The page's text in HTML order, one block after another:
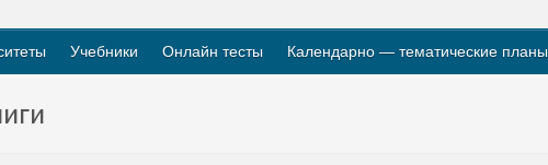
Учебники Онлайн тесты Календарно — тематические планы